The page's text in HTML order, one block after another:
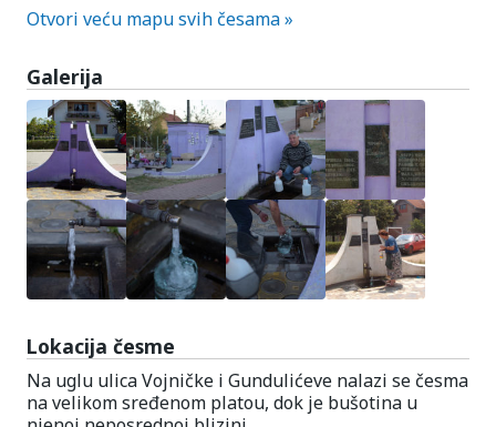
Otvori veću mapu svih česama »
Galerija
Lokacija česme
Na uglu ulica Vojničke i Gundulićeve nalazi se česma
na velikom sređenom platou, dok je bušotina u